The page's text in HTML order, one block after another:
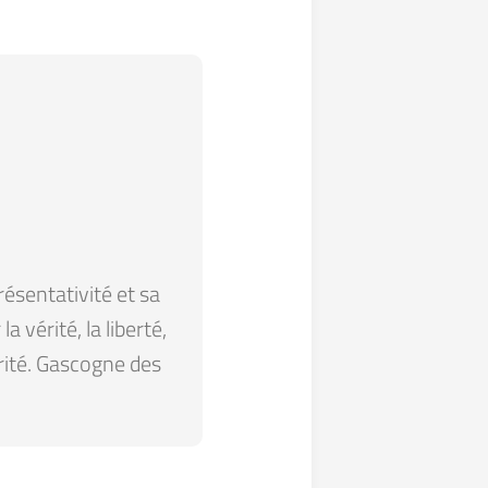
et sa
vérité, la liberté,
Gascogne des